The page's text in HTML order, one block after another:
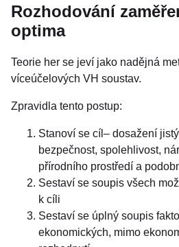
Rozhodování
optima
Teorie her se jeví jako nadějná
víceúčelových VH soustav.
Zpravidla tento postup:
Stanoví se cíl– dosažení
bezpečnost, spolehlivost,
přírodního prostředí a
Sestaví se soupis všech
k cíli
Sestaví se úplný soupis
ekonomických, mimo